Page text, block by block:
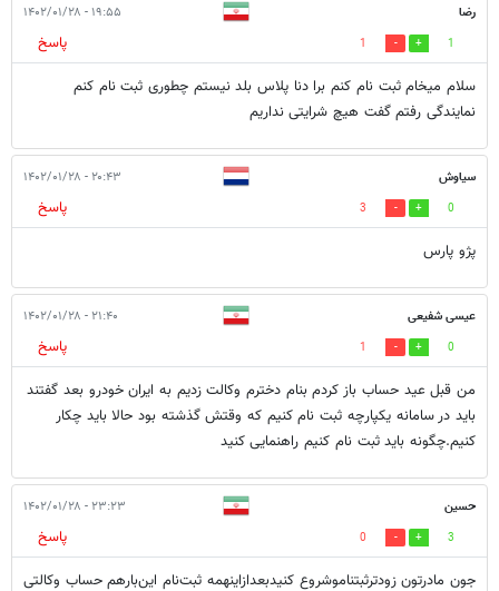
رضا ۱۹:۵۵ - ۱۴۰۲/۰۱/۲۸
1
1
پاسخ
سلام میخام ثبت نام کنم برا دنا پلاس بلد نیستم چطوری ثبت نام کنم
نمایندگی رفتم گفت هیچ شرایتی نداریم
سیاوش ۲۰:۴۳ - ۱۴۰۲/۰۱/۲۸
0
3
پاسخ
پژو پارس
عیسی شفیعی ۲۱:۴۰ - ۱۴۰۲/۰۱/۲۸
0
1
پاسخ
من قبل عید حساب باز کردم بنام دخترم وکالت زدیم به ایران خودرو بعد گفتند
باید در سامانه یکپارچه ثبت نام کنیم که وقتش گذشته بود حالا باید چکار
کنیم.چگونه باید ثبت نام کنیم راهنمایی کنید
حسین ۲۳:۲۳ - ۱۴۰۲/۰۱/۲۸
3
0
پاسخ
جون مادرتون زودترثبتناموشروع کنیدبعدازاینهمه ثبت‌نام این‌بارهم حساب وکالتی